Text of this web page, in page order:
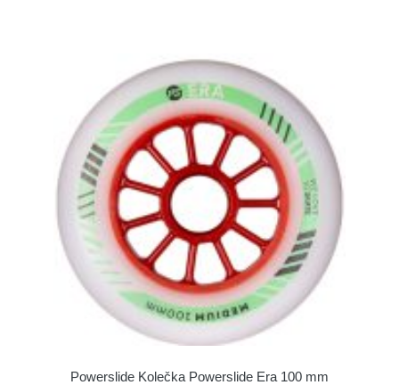
Powerslide Kolečka Powerslide Era 100 mm